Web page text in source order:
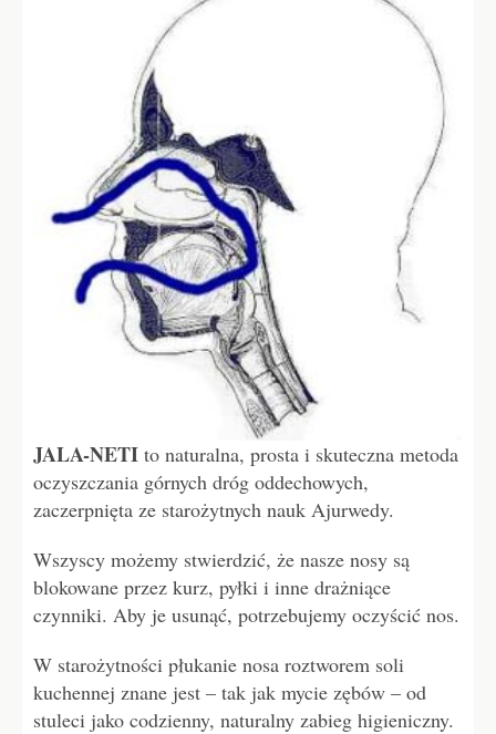
JALA-NETI to naturalna, prosta i skuteczna metoda
oczyszczania górnych dróg oddechowych,
zaczerpnięta ze starożytnych nauk Ajurwedy.
Wszyscy możemy stwierdzić, że nasze nosy są
blokowane przez kurz, pyłki i inne drażniące
czynniki. Aby je usunąć, potrzebujemy oczyścić nos.
W starożytności płukanie nosa roztworem soli
kuchennej znane jest – tak jak mycie zębów – od
stuleci jako codzienny, naturalny zabieg higieniczny.